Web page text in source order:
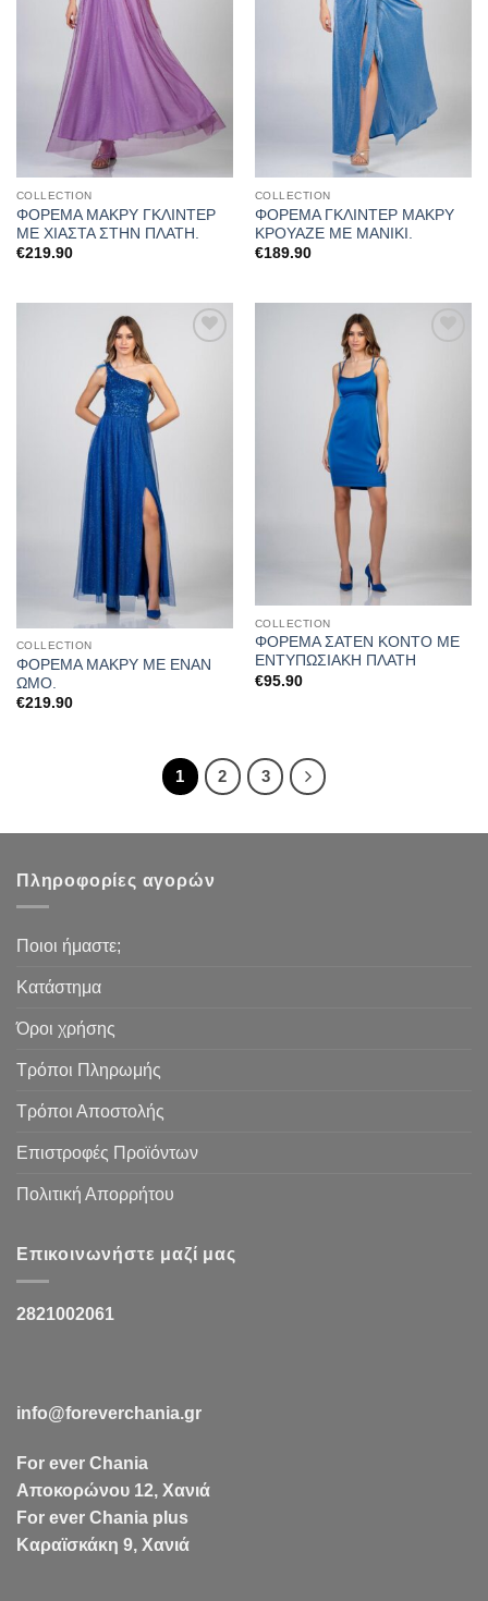
COLLECTION
ΦΟΡΕΜΑ ΜΑΚΡΥ ΓΚΛΙΝΤΕΡ
ΜΕ ΧΙΑΣΤΑ ΣΤΗΝ ΠΛΑΤΗ.
€219.90
COLLECTION
ΦΟΡΕΜΑ ΓΚΛΙΝΤΕΡ ΜΑΚΡΥ
ΚΡΟΥΑΖΕ ΜΕ ΜΑΝΙΚΙ.
€189.90
αγαπημένα
COLLECTION
ΦΟΡΕΜΑ ΜΑΚΡΥ ΜΕ ΕΝΑΝ
ΩΜΟ.
€219.90
COLLECTION
ΦΟΡΕΜΑ ΣΑΤΕΝ ΚΟΝΤΟ ΜΕ
ΕΝΤΥΠΩΣΙΑΚΗ ΠΛΑΤΗ
€95.90
1 2 3
Πληροφορίες αγορών
Ποιοι ήμαστε;
Κατάστημα
Όροι χρήσης
Τρόποι Πληρωμής
Τρόποι Αποστολής
Επιστροφές Προϊόντων
Πολιτική Απορρήτου
Επικοινωνήστε μαζί μας
2821002061
info@foreverchania.gr
For ever Chania
Αποκορώνου 12, Χανιά
For ever Chania plus
Καραϊσκάκη 9, Χανιά